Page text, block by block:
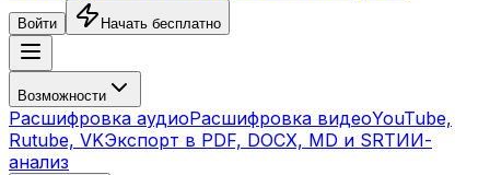
Войти Начать бесплатно
Возможности
Расшифровка аудиоРасшифровка видеоYouTube,
Rutube, VKЭкспорт в PDF, DOCX, MD и SRTИИ-
анализ